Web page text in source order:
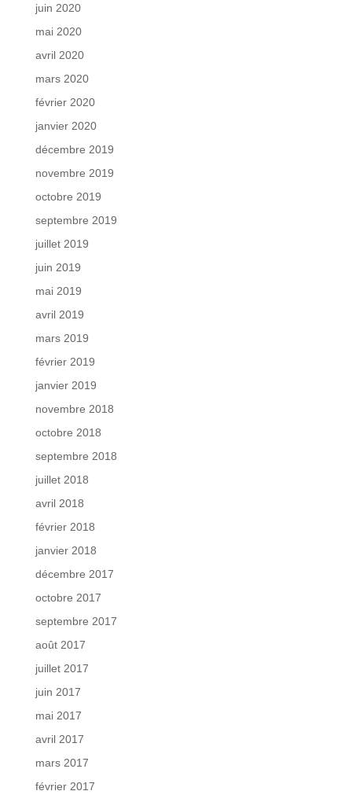
juin 2020
mai 2020
avril 2020
mars 2020
février 2020
janvier 2020
décembre 2019
novembre 2019
octobre 2019
septembre 2019
juillet 2019
juin 2019
mai 2019
avril 2019
mars 2019
février 2019
janvier 2019
novembre 2018
octobre 2018
septembre 2018
juillet 2018
avril 2018
février 2018
janvier 2018
décembre 2017
octobre 2017
septembre 2017
août 2017
juillet 2017
juin 2017
mai 2017
avril 2017
mars 2017
février 2017